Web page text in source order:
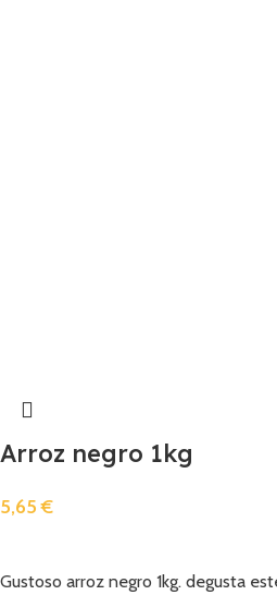
Arroz negro 1kg
5,65€
Gustoso arroz negro 1kg. degusta